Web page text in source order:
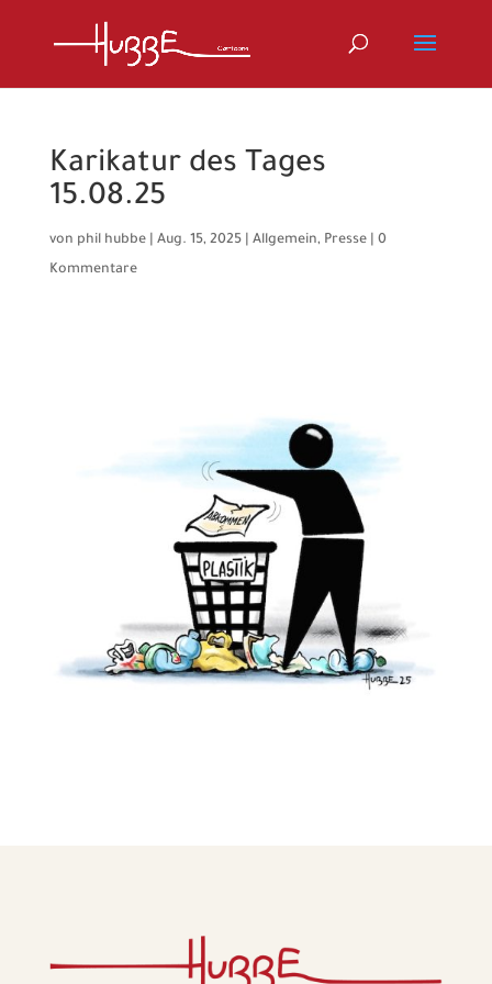
Karikatur des Tages
15.08.25
von phil hubbe| Aug. 15, 2025| Allgemein, Presse| 0
Kommentare